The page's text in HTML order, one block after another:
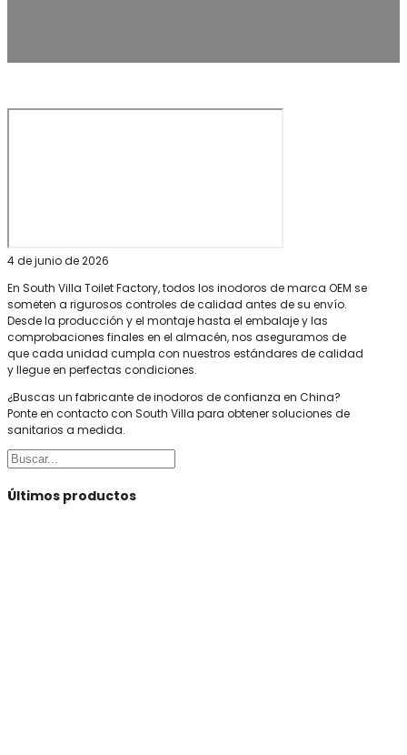
4 de junio de 2026
En South Villa Toilet Factory, todos los inodoros de marca OEM se
someten a rigurosos controles de calidad antes de su envío.
Desde la producción y el montaje hasta el embalaje y las
comprobaciones finales en el almacén, nos aseguramos de
que cada unidad cumpla con nuestros estándares de calidad
y llegue en perfectas condiciones.
¿Buscas un fabricante de inodoros de confianza en China?
Ponte en contacto con South Villa para obtener soluciones de
sanitarios a medida.
Buscar
Últimos productos